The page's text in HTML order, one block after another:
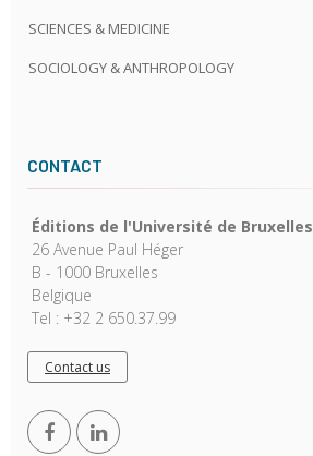
SCIENCES & MEDICINE
SOCIOLOGY & ANTHROPOLOGY
CONTACT
Éditions de l'Université de Bruxelles
26 Avenue Paul Héger
B - 1000 Bruxelles
Belgique
Tel : +32 2 650.37.99
Contact us